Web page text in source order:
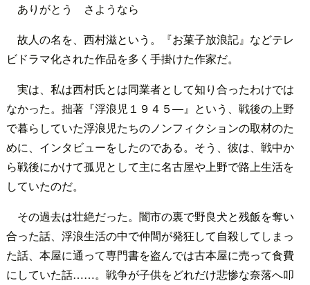
ありがとう さようなら
故人の名を、西村滋という。『お菓子放浪記』などテレ
ビドラマ化された作品を多く手掛けた作家だ。
実は、私は西村氏とは同業者として知り合ったわけでは
なかった。拙著『浮浪児１９４５―』という、戦後の上野
で暮らしていた浮浪児たちのノンフィクションの取材のた
めに、インタビューをしたのである。そう、彼は、戦中か
ら戦後にかけて孤児として主に名古屋や上野で路上生活を
していたのだ。
その過去は壮絶だった。闇市の裏で野良犬と残飯を奪い
合った話、浮浪生活の中で仲間が発狂して自殺してしまっ
た話、本屋に通って専門書を盗んでは古本屋に売って食費
にしていた話……。戦争が子供をどれだけ悲惨な奈落へ叩